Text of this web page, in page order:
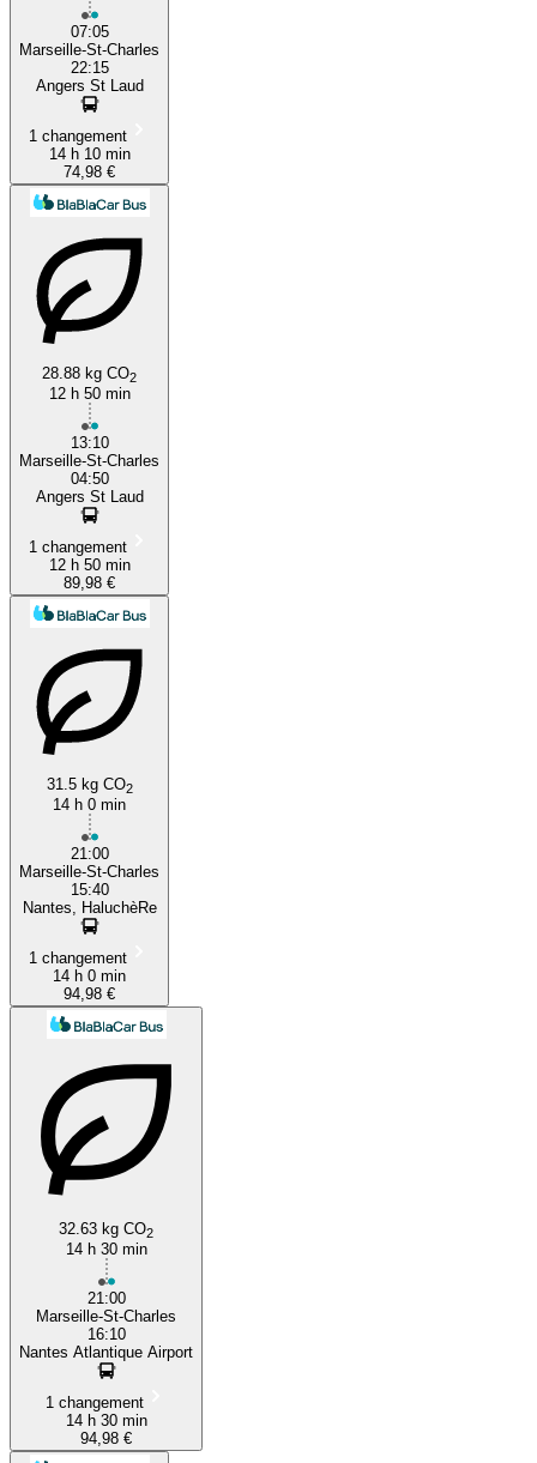
07:05
Marseille-St-Charles
22:15
Angers St Laud
1 changement
14 h 10 min
74,98 €
28.88 kg CO2
12 h 50 min
13:10
Marseille-St-Charles
04:50
Angers St Laud
1 changement
12 h 50 min
89,98 €
31.5 kg CO2
14 h 0 min
21:00
Marseille-St-Charles
15:40
Nantes, HaluchèRe
1 changement
14 h 0 min
94,98 €
32.63 kg CO2
14 h 30 min
21:00
Marseille-St-Charles
16:10
Nantes Atlantique Airport
1 changement
14 h 30 min
94,98 €